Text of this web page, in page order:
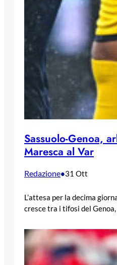
Sassuolo-Genoa,
Maresca al Var
Redazione•31 Ott
L’attesa per la decima
cresce tra i tifosi del